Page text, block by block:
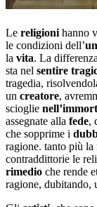
Le religioni hanno
le condizioni dell’
la vita. La
sta nel sentire
tragedia,
un creatore,
scioglie nell’
assegnate alla fede,
che sopprime i
ragione. tanto più la
contraddittorie le
rimedio che rende
ragione, dubitando,